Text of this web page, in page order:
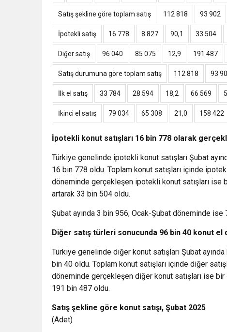
Satış şekline göre toplam satış 112 818 93 902
İpotekli satış 16 778 8 827 90,1 33 504
Diğer satış 96 040 85 075 12,9 191 487
Satış durumuna göre toplam satış 112 818 93
İlk el satış 33 784 28 594 18,2 66 569
İkinci el satış 79 034 65 308 21,0 158 422
İpotekli konut satışları 16 bin 778 olarak
Türkiye genelinde ipotekli konut satışları Şubat
16 bin 778 oldu. Toplam konut satışları içinde
döneminde gerçekleşen ipotekli konut satışları ise
artarak 33 bin 504 oldu.
Şubat ayında 3 bin 956; Ocak-Şubat döneminde
Diğer satış türleri sonucunda 96 bin 40 konut el
Türkiye genelinde diğer konut satışları Şubat ayında
bin 40 oldu. Toplam konut satışları içinde diğer
döneminde gerçekleşen diğer konut satışları ise bir
191 bin 487 oldu.
Satış şekline göre konut satışı, Şubat 2025
(Adet)